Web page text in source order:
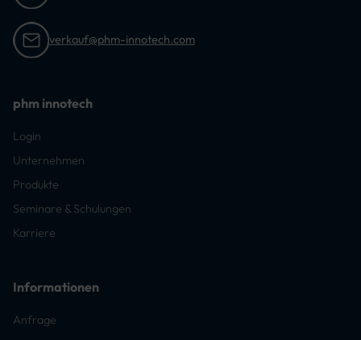
verkauf@phm-innotech.com
phm innotech
Login
Unternehmen
Produkte
Seminare & Schulungen
Karriere
Informationen
Anfrage